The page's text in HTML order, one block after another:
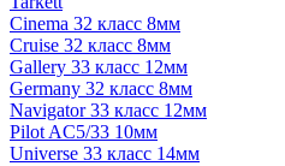
Cinema 32 класс 8мм
Cruise 32 класс 8мм
Gallery 33 класс 12мм
Germany 32 класс 8мм
Navigator 33 класс 12мм
Pilot AC5/33 10мм
Universe 33 класс 14мм